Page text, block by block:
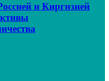
и Киргизией